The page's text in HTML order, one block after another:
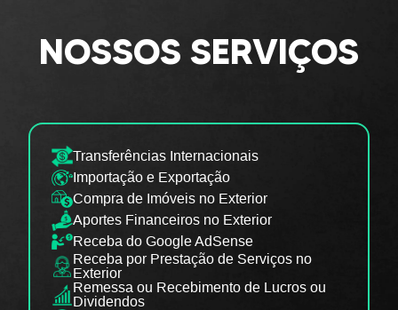
NOSSOS SERVIÇOS
Transferências Internacionais
Importação e Exportação
Compra de Imóveis no Exterior
Aportes Financeiros no Exterior
Receba do Google AdSense
Receba por Prestação de Serviços no
Exterior
Remessa ou Recebimento de Lucros ou
Dividendos